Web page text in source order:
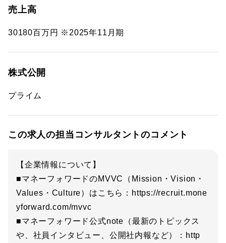
売上高
30180百万円 ※2025年11月期
株式公開
プライム
この求人の担当コンサルタントのコメント
【企業情報について】
■マネーフォワードのMVVC（Mission・Vision・
Values・Culture）はこちら：https://recruit.mone
yforward.com/mvvc
■マネーフォワード公式note（最新のトピックス
や、社員インタビュー、公開社内報など）：http